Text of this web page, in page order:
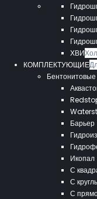
ХВИ
КОМПЛЕКТУЮЩИЕ
Барьер
Икопал
С
С
С